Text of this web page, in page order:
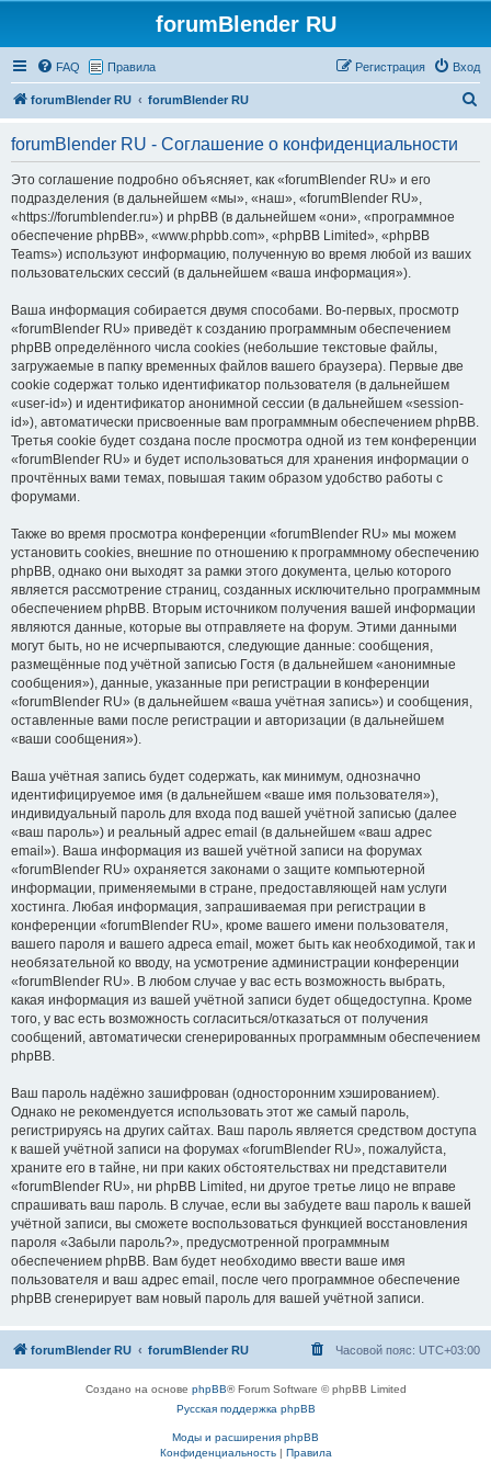
forumBlender RU
FAQ Правила Вход
Регистрация
forumBlender RU forumBlender RU
forumBlender RU - Соглашение о конфиденциальности
Это соглашение подробно объясняет, как «forumBlender RU» и его
подразделения (в дальнейшем «мы», «наш», «forumBlender RU»,
«https://forumblender.ru») и phpBB (в дальнейшем «они», «программное
обеспечение phpBB», «www.phpbb.com», «phpBB Limited», «phpBB
Teams») используют информацию, полученную во время любой из ваших
пользовательских сессий (в дальнейшем «ваша информация»).
Ваша информация собирается двумя способами. Во-первых, просмотр
«forumBlender RU» приведёт к созданию программным обеспечением
phpBB определённого числа cookies (небольшие текстовые файлы,
загружаемые в папку временных файлов вашего браузера). Первые две
cookie содержат только идентификатор пользователя (в дальнейшем
«user-id») и идентификатор анонимной сессии (в дальнейшем «session-
id»), автоматически присвоенные вам программным обеспечением phpBB.
Третья cookie будет создана после просмотра одной из тем конференции
«forumBlender RU» и будет использоваться для хранения информации о
прочтённых вами темах, повышая таким образом удобство работы с
форумами.
Также во время просмотра конференции «forumBlender RU» мы можем
установить cookies, внешние по отношению к программному обеспечению
phpBB, однако они выходят за рамки этого документа, целью которого
является рассмотрение страниц, созданных исключительно программным
обеспечением phpBB. Вторым источником получения вашей информации
являются данные, которые вы отправляете на форум. Этими данными
могут быть, но не исчерпываются, следующие данные: сообщения,
размещённые под учётной записью Гостя (в дальнейшем «анонимные
сообщения»), данные, указанные при регистрации в конференции
«forumBlender RU» (в дальнейшем «ваша учётная запись») и сообщения,
оставленные вами после регистрации и авторизации (в дальнейшем
«ваши сообщения»).
Ваша учётная запись будет содержать, как минимум, однозначно
идентифицируемое имя (в дальнейшем «ваше имя пользователя»),
индивидуальный пароль для входа под вашей учётной записью (далее
«ваш пароль») и реальный адрес email (в дальнейшем «ваш адрес
email»). Ваша информация из вашей учётной записи на форумах
«forumBlender RU» охраняется законами о защите компьютерной
информации, применяемыми в стране, предоставляющей нам услуги
хостинга. Любая информация, запрашиваемая при регистрации в
конференции «forumBlender RU», кроме вашего имени пользователя,
вашего пароля и вашего адреса email, может быть как необходимой, так и
необязательной ко вводу, на усмотрение администрации конференции
«forumBlender RU». В любом случае у вас есть возможность выбрать,
какая информация из вашей учётной записи будет общедоступна. Кроме
того, у вас есть возможность согласиться/отказаться от получения
сообщений, автоматически сгенерированных программным обеспечением
phpBB.
Ваш пароль надёжно зашифрован (односторонним хэшированием).
Однако не рекомендуется использовать этот же самый пароль,
регистрируясь на других сайтах. Ваш пароль является средством доступа
к вашей учётной записи на форумах «forumBlender RU», пожалуйста,
храните его в тайне, ни при каких обстоятельствах ни представители
«forumBlender RU», ни phpBB Limited, ни другое третье лицо не вправе
спрашивать ваш пароль. В случае, если вы забудете ваш пароль к вашей
учётной записи, вы сможете воспользоваться функцией восстановления
пароля «Забыли пароль?», предусмотренной программным
обеспечением phpBB. Вам будет необходимо ввести ваше имя
пользователя и ваш адрес email, после чего программное обеспечение
phpBB сгенерирует вам новый пароль для вашей учётной записи.
forumBlender RU forumBlender RU Часовой пояс: UTC+03:00
Создано на основе phpBB® Forum Software © phpBB Limited
Русская поддержка phpBB
Моды и расширения phpBB
Конфиденциальность| Правила